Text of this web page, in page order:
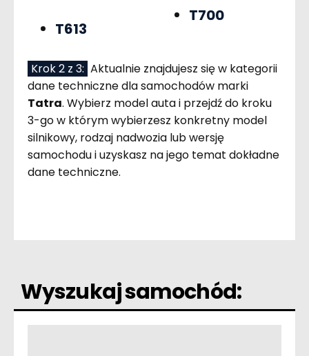
T613
T700
Krok 2 z 3: Aktualnie znajdujesz się w kategorii
dane techniczne dla samochodów marki
Tatra. Wybierz model auta i przejdź do kroku
3-go w którym wybierzesz konkretny model
silnikowy, rodzaj nadwozia lub wersję
samochodu i uzyskasz na jego temat dokładne
dane techniczne.
Wyszukaj samochód: